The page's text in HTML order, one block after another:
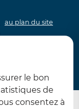
le bon
de
consentez à
au plan du site
personnes
Menu